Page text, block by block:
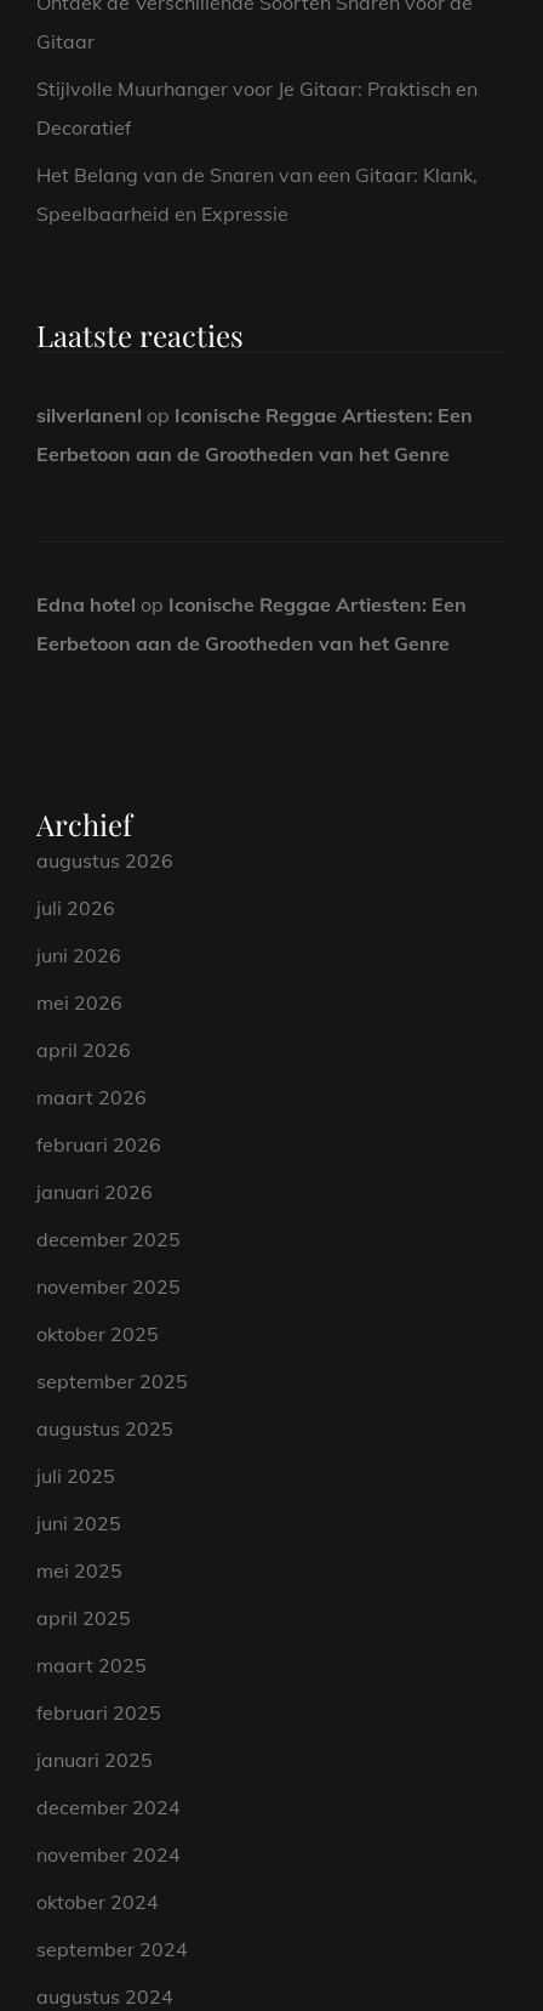
Gitaar
Stijlvolle Muurhanger voor Je Gitaar: Praktisch en
Decoratief
Het Belang van de Snaren van een Gitaar: Klank,
Speelbaarheid en Expressie
Laatste reacties
silverlanenl op Iconische Reggae Artiesten: Een
Eerbetoon aan de Grootheden van het Genre
Edna hotel op Iconische Reggae Artiesten: Een
Eerbetoon aan de Grootheden van het Genre
Archief
augustus 2026
juli 2026
juni 2026
mei 2026
april 2026
maart 2026
februari 2026
januari 2026
december 2025
november 2025
oktober 2025
september 2025
augustus 2025
juli 2025
juni 2025
mei 2025
april 2025
maart 2025
februari 2025
januari 2025
december 2024
november 2024
oktober 2024
september 2024
augustus 2024